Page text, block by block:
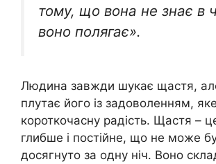
тому, що вона не знає в
воно полягає».
Людина завжди шукає щастя,
плутає його із задоволенням,
короткочасну радість. Щастя –
глибше і постійне, що не може
досягнуто за одну ніч. Воно